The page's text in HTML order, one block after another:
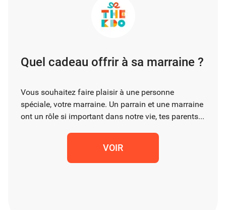
Quel cadeau offrir à sa marraine ?
Vous souhaitez faire plaisir à une personne
spéciale, votre marraine. Un parrain et une marraine
ont un rôle si important dans notre vie, tes parents...
VOIR